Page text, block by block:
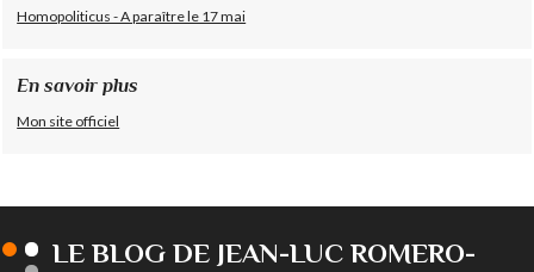
Homopoliticus - A paraître le 17 mai
En savoir plus
Mon site officiel
LE BLOG DE JEAN-LUC ROMERO-